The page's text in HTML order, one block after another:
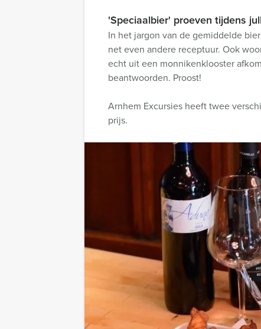
'Speciaalbier' proeven tijdens
In het jargon van de gemiddelde
net even andere receptuur. Ook
echt uit een monnikenklooster
beantwoorden. Proost!
Arnhem Excursies heeft twee
prijs.